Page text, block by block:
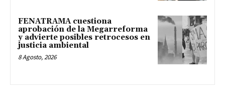
FENATRAMA cuestiona
aprobación de la Megarreforma
y advierte posibles retrocesos en
justicia ambiental
8 Agosto, 2026